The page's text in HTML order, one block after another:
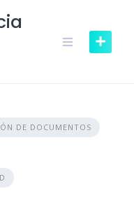
DE DOCUMENTOS